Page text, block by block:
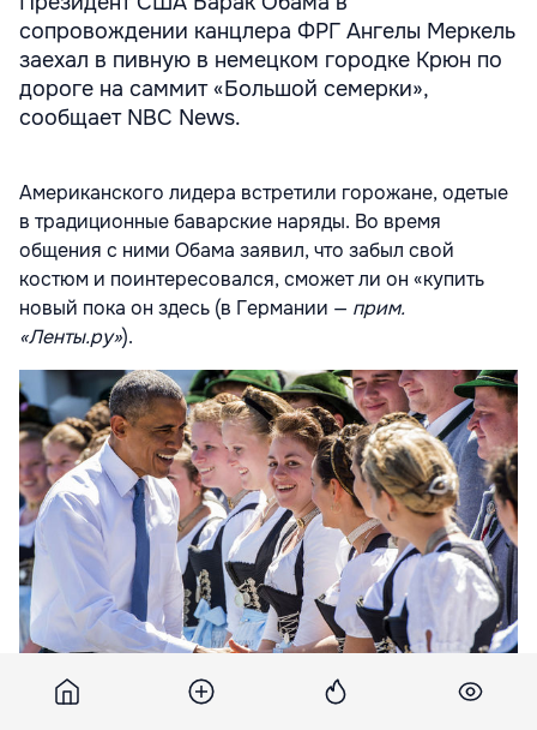
сопровождении канцлера ФРГ Ангелы Меркель
заехал в пивную в немецком городке Крюн по
дороге на саммит «Большой семерки»,
сообщает NBC News.
Американского лидера встретили горожане, одетые
в традиционные баварские наряды. Во время
общения с ними Обама заявил, что забыл свой
костюм и поинтересовался, сможет ли он «купить
новый пока он здесь (в Германии — прим.
«Ленты.ру»).